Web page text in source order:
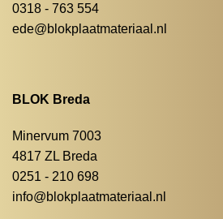
0318 - 763 554
ede@blokplaatmateriaal.nl
BLOK Breda
Minervum 7003
4817 ZL Breda
0251 - 210 698
info@blokplaatmateriaal.nl